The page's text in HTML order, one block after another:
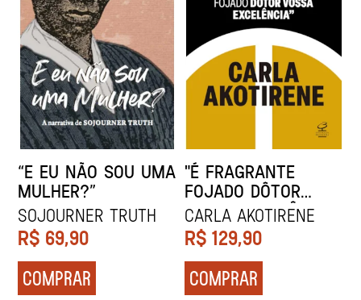
“E EU NÃO SOU UMA
MULHER?”
Sojourner Truth
R$ 69,90
COMPRAR
"É FRAGRANTE
FOJADO DÔTOR
VOSSA EXCELÊNCIA"
CARLA AKOTIRENE
R$ 129,90
COMPRAR